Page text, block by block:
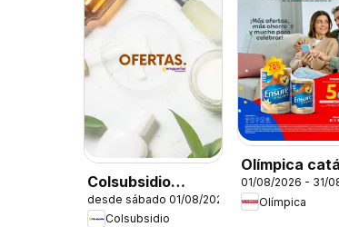
Colsubsidio
catálogo
desde sábado 01/08/2026
Colsubsidio
Olímpica
01/08/2026 - 31/
Olímpica